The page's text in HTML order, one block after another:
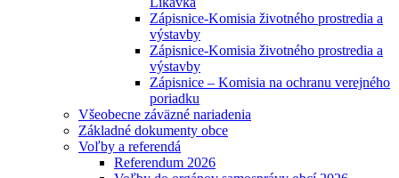
Zápisnice-Komisia životného prostredia a
výstavby
Zápisnice-Komisia životného prostredia a
výstavby
Zápisnice – Komisia na ochranu verejného
poriadku
Všeobecne záväzné nariadenia
Základné dokumenty obce
Voľby a referendá
Referendum 2026